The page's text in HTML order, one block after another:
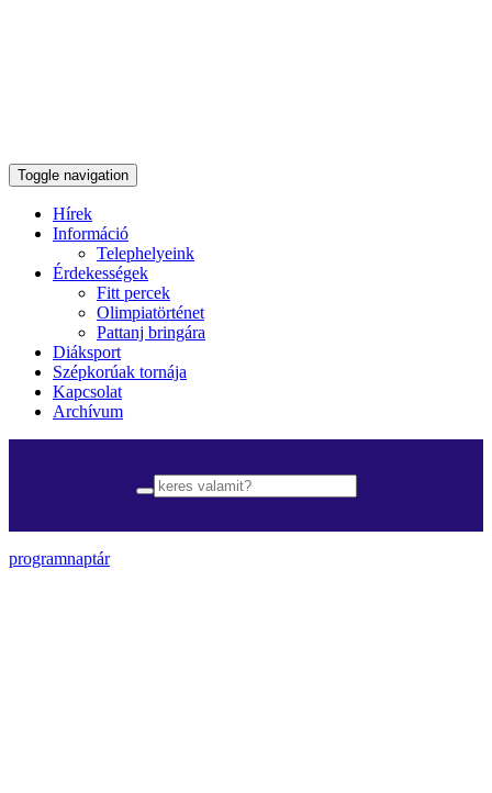
Toggle navigation
Hírek
Információ
Telephelyeink
Érdekességek
Fitt percek
Olimpiatörténet
Pattanj bringára
Diáksport
Szépkorúak tornája
Kapcsolat
Archívum
programnaptár